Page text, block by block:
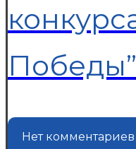
Победы”
Нет комментариев